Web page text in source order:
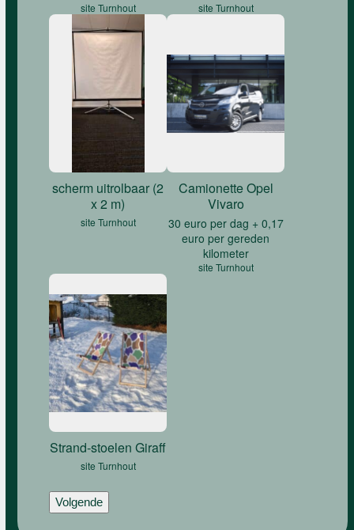
site Turnhout site Turnhout
scherm uitrolbaar (2
x 2 m)
site Turnhout
Camionette Opel
Vivaro
30 euro per dag + 0,17
euro per gereden
kilometer
site Turnhout
Strand-stoelen Giraff
site Turnhout
Volgende